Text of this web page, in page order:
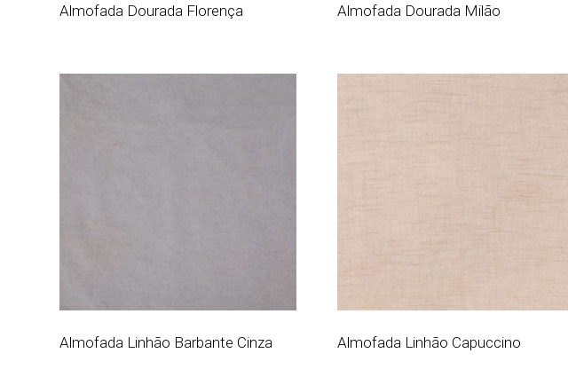
Almofada Dourada Florença Almofada Dourada Milão
Almofada Linhão Barbante Cinza Almofada Linhão Capuccino